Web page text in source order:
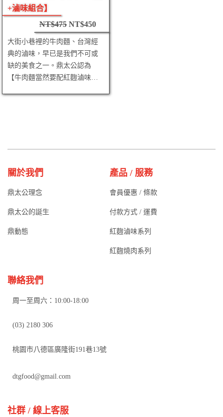
+滷味組合】
NT$475 NT$450
大街小巷裡的牛肉麵、台灣經
典的滷味，早已是我們不可或
缺的美食之一。鼎太公認為
【牛肉麵當然要配紅麴滷味…
關於我們
鼎太公理念
鼎太公的誕生
鼎動態
產品 / 服務
會員優惠 / 條款
付款方式 / 運費
紅麴滷味系列
紅麴燒肉系列
聯絡我們
周一至周六：10:00-18:00
(03) 2180 306
桃園市八德區廣隆街191巷13號
dtgfood@gmail.com
社群 / 線上客服